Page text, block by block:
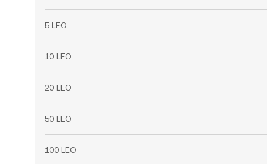
5 LEO
10 LEO
20 LEO
50 LEO
100 LEO